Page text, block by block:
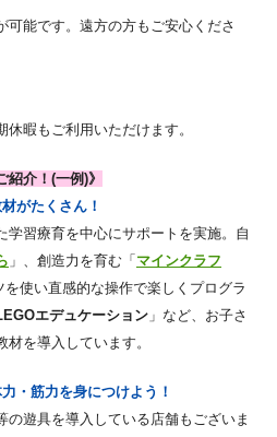
可能です。遠方の方もご安心くださ
暇もご利用いただけます。
紹介！(一例)》
がたくさん！
学習療育を中心にサポートを実施。自
」、創造力を育む「 マインクラフ
を使い直感的な操作で楽しくプログラ
エデュケーション 」など、お子さ
を導入しています。
・筋力を身につけよう！
の遊具を導入している店舗もございま